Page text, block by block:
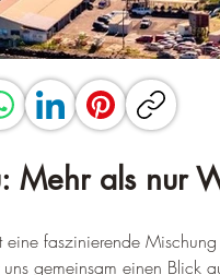
Mehr als nur
faszinierende
gemeinsam einen Blick